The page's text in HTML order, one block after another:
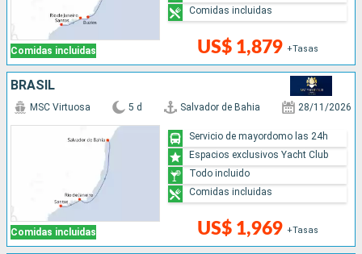
Comidas incluidas US$ 1,879 +Tasas
Comidas incluidas
BRASIL
Comidas incluidas
MSC Virtuosa 5 d Salvador de Bahia 28/11/2026
US$ 1,969 +Tasas
Servicio de mayordomo las 24h
Espacios exclusivos Yacht Club
Todo incluido
Comidas incluidas